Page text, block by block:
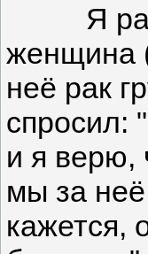
Я
женщина
неё рак
спросил:
и я верю,
мы за
кажется,